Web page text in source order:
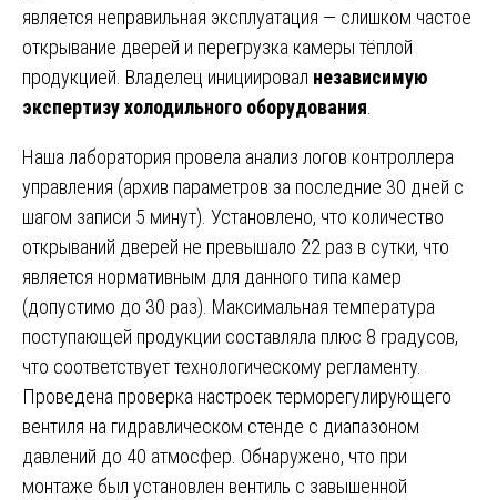
является неправильная эксплуатация — слишком частое
открывание дверей и перегрузка камеры тёплой
продукцией. Владелец инициировал независимую
экспертизу холодильного оборудования
Наша лаборатория провела анализ логов контроллера
управления (архив параметров за последние 30 дней с
шагом записи 5 минут). Установлено, что количество
открываний дверей не превышало 22 раз в сутки, что
является нормативным для данного типа камер
(допустимо до 30 раз). Максимальная температура
поступающей продукции составляла плюс 8 градусов,
что соответствует технологическому регламенту.
Проведена проверка настроек терморегулирующего
вентиля на гидравлическом стенде с диапазоном
давлений до 40 атмосфер. Обнаружено, что при
монтаже был установлен вентиль с завышенной